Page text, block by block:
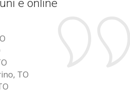
e online
TO